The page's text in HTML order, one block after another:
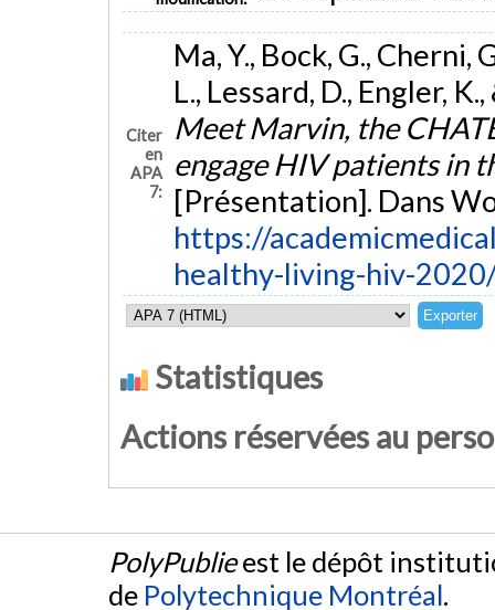
Citer
en
APA
7:
Ma, Y., Bock, G., Cherni,
L., Lessard, D., Engler,
Meet Marvin, the
engage HIV patients in
[Présentation]. Dans
https://
healthy-living-hiv-
Statistiques
Actions réservées au
PolyPublieest le dépôt
de Polytechnique Montréal.